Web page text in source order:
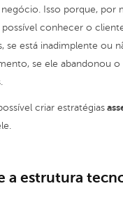
Isso porque, por
possível conhecer o
se está inadimplente ou
se ele abandonou
criar estratégias
a estrutura